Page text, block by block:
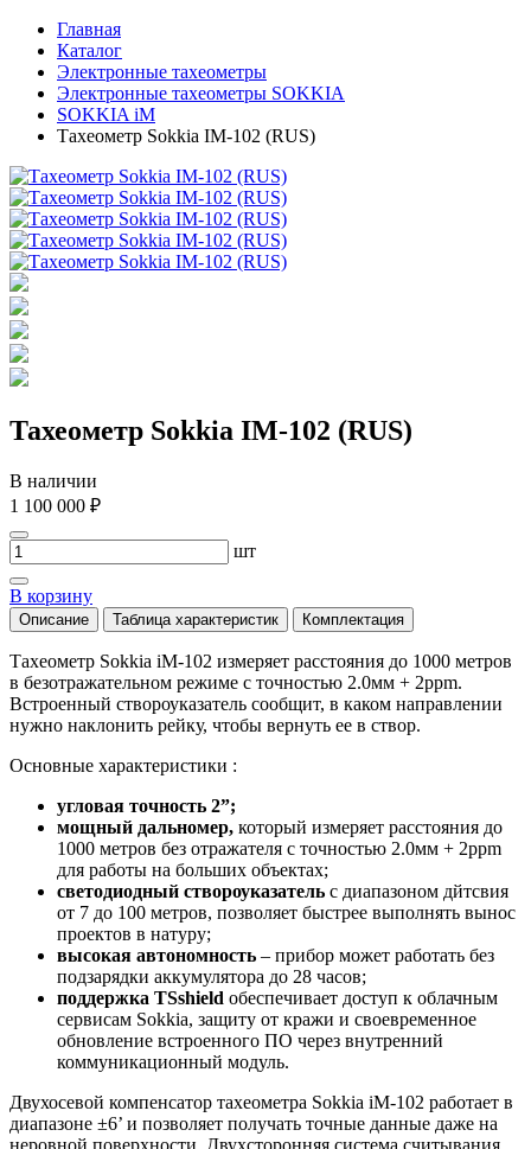
Главная
Каталог
Электронные тахеометры
Электронные тахеометры SOKKIA
SOKKIA iM
Тахеометр Sokkia IM-102 (RUS)
Тахеометр Sokkia IM-102 (RUS)
В наличии
1 100 000 ₽
шт
В корзину
Описание Таблица характеристик Комплектация
Тахеометр Sokkia iM-102 измеряет расстояния до 1000 метров
в безотражательном режиме с точностью 2.0мм + 2ppm.
Встроенный створоуказатель сообщит, в каком направлении
нужно наклонить рейку, чтобы вернуть ее в створ.
Основные характеристики :
угловая точность 2”;
мощный дальномер, который измеряет расстояния до
1000 метров без отражателя с точностью 2.0мм + 2ppm
для работы на больших объектах;
светодиодный створоуказатель с диапазоном дйтсвия
от 7 до 100 метров, позволяет быстрее выполнять вынос
проектов в натуру;
высокая автономность – прибор может работать без
подзарядки аккумулятора до 28 часов;
поддержка TSshield обеспечивает доступ к облачным
сервисам Sokkia, защиту от кражи и своевременное
обновление встроенного ПО через внутренний
коммуникационный модуль.
Двухосевой компенсатор тахеометра Sokkia iM-102 работает в
диапазоне ±6’ и позволяет получать точные данные даже на
неровной поверхности. Двухсторонняя система считывания